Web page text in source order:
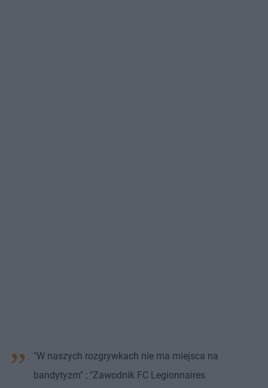
"W naszych rozgrywkach nie ma miejsca na
bandytyzm" ; "Zawodnik FC Legionnaires